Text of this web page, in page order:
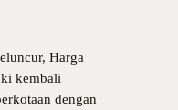
Harga
kembali
dengan